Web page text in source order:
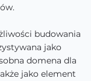
budowania
jako
domena dla
jako element